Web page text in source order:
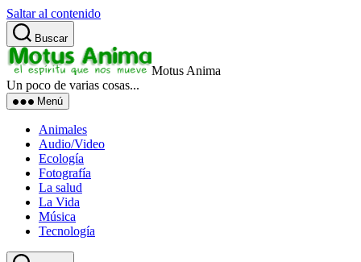
Saltar al contenido
Buscar
Motus Anima
Un poco de varias cosas...
Menú
Animales
Audio/Video
Ecología
Fotografía
La salud
La Vida
Música
Tecnología